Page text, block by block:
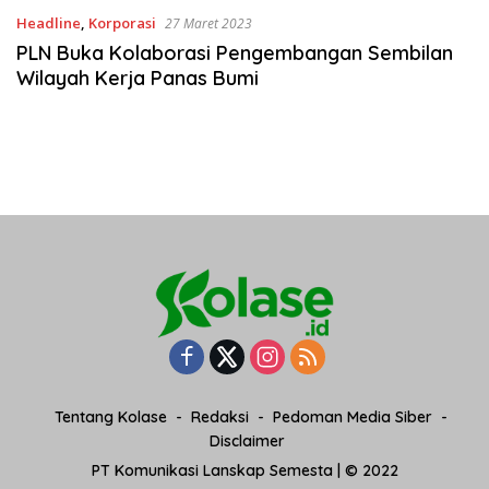
Headline, Korporasi 27 Maret 2023
PLN Buka Kolaborasi Pengembangan Sembilan
Wilayah Kerja Panas Bumi
Tentang Kolase Redaksi
Pedoman Media Siber
Disclaimer
PT Komunikasi Lanskap Semesta | © 2022